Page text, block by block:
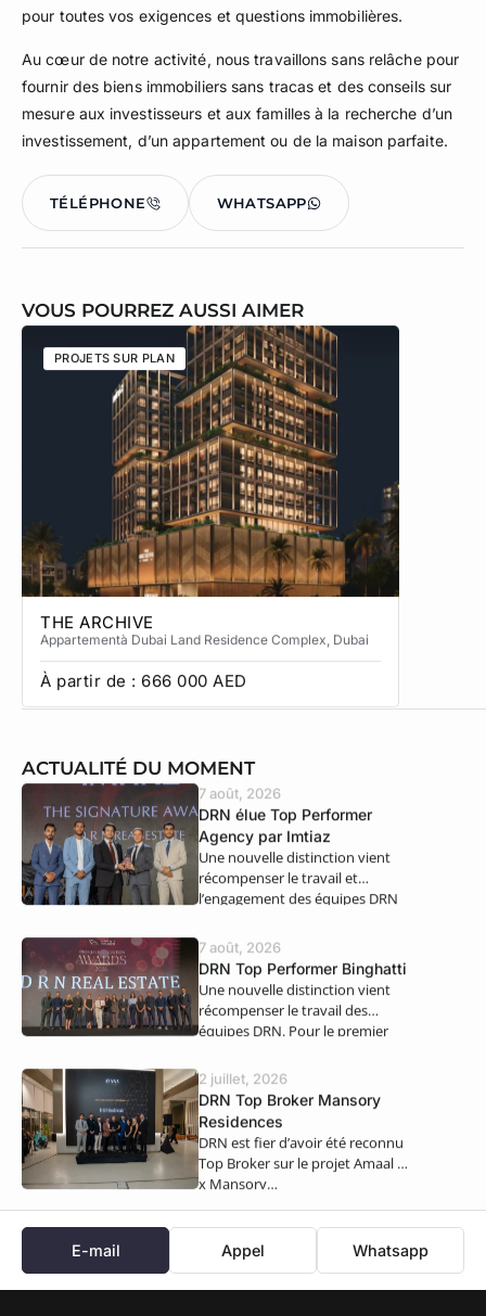
pour toutes vos exigences et questions immobilières.
Au cœur de notre activité, nous travaillons sans relâche pour
fournir des biens immobiliers sans tracas et des conseils sur
mesure aux investisseurs et aux familles à la recherche d’un
investissement, d’un appartement ou de la maison parfaite.
TÉLÉPHONE WHATSAPP
VOUS POURREZ AUSSI AIMER
PROJETS SUR PLAN
THE ARCHIVE
Appartementà Dubai Land Residence Complex , Dubai
À partir de : 666 000 AED
ACTUALITÉ DU MOMENT
7 août, 2026
DRN élue Top Performer
Agency par Imtiaz
Une nouvelle distinction vient
récompenser le travail et
l’engagement des équipes DRN
7 août, 2026
DRN Top Performer Binghatti
Une nouvelle distinction vient
récompenser le travail des
équipes DRN. Pour le premier
2 juillet, 2026
DRN Top Broker Mansory
Residences
DRN est fier d’avoir été reconnu
Top Broker sur le projet Amaal 8
x Mansory…
E-mail Appel Whatsapp